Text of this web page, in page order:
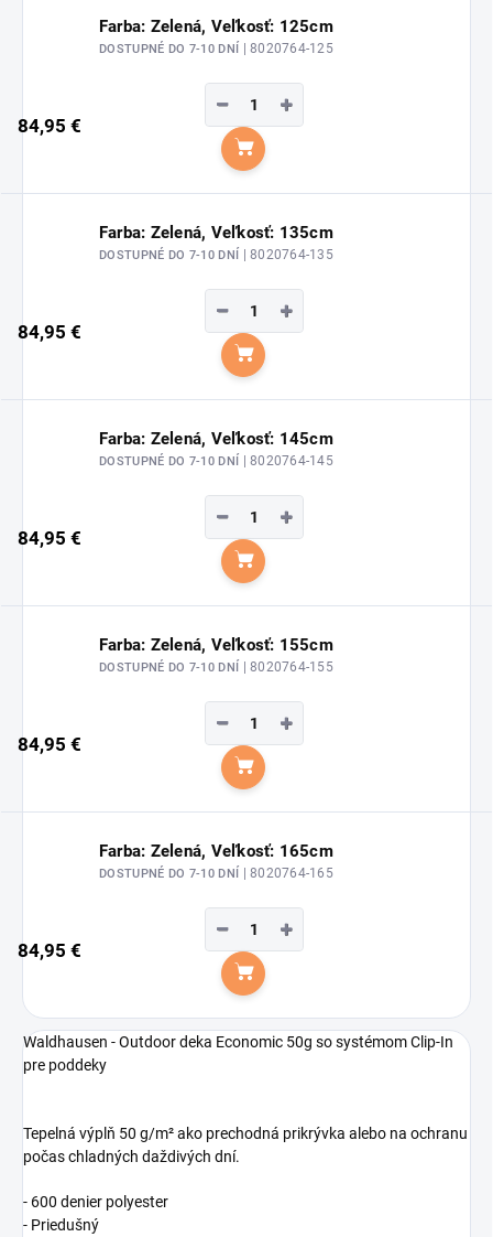
Farba: Zelená, Veľkosť: 125cm
DOSTUPNÉ DO 7-10 DNÍ | 8020764-125
84,95 €
+
−
Do košíka
Farba: Zelená, Veľkosť: 135cm
DOSTUPNÉ DO 7-10 DNÍ | 8020764-135
84,95 €
+
−
Do košíka
Farba: Zelená, Veľkosť: 145cm
DOSTUPNÉ DO 7-10 DNÍ | 8020764-145
84,95 €
+
−
Do košíka
Farba: Zelená, Veľkosť: 155cm
DOSTUPNÉ DO 7-10 DNÍ | 8020764-155
84,95 €
+
−
Do košíka
Farba: Zelená, Veľkosť: 165cm
DOSTUPNÉ DO 7-10 DNÍ | 8020764-165
84,95 €
+
−
Do košíka
Waldhausen - Outdoor deka Economic 50g so systémom Clip-In
pre poddeky
Tepelná výplň 50 g/m² ako prechodná prikrývka alebo na ochranu
počas chladných daždivých dní.
- 600 denier polyester
- Priedušný